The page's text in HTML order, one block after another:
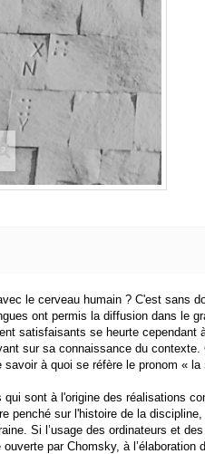
le cerveau humain ? C'est sans
ont permis la diffusion dans le
satisfaisants se heurte
sur sa connaissance du
à quoi se réfère le pronom «
sont à l'origine des réalisations
penché sur l'histoire de la
Si l’usage des ordinateurs et
par Chomsky, à l’élaboration